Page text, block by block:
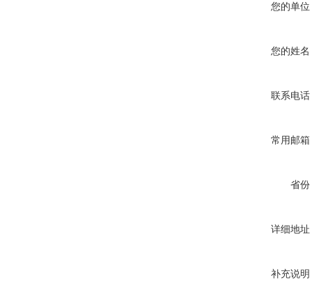
您的单位
您的姓名
联系电话
常用邮箱
省份
详细地址
补充说明